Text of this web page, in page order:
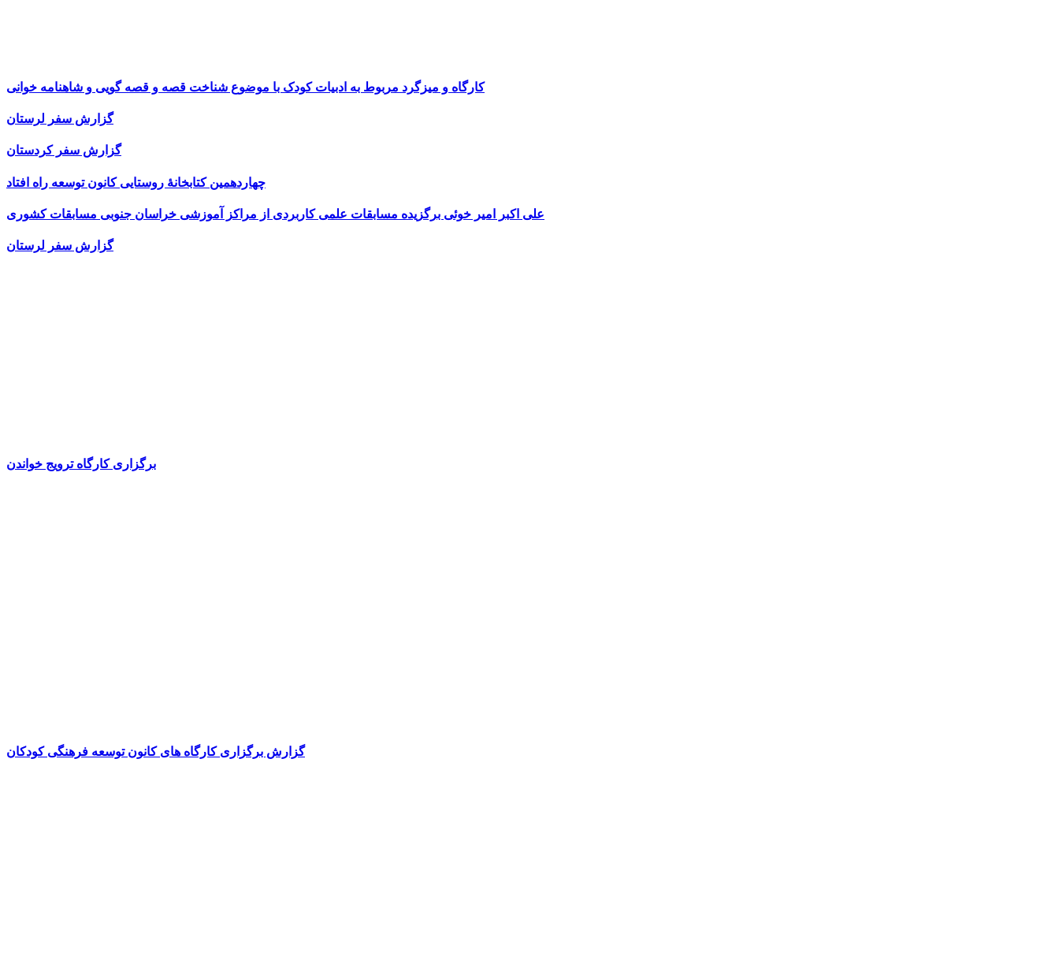
کارگاه و میزگرد مربوط به ادبیات کودک با موضوع شناخت قصه و قصه گویی و شاهنامه خوانی
گزارش سفر لرستان
گزارش سفر کردستان
چهاردهمین کتابخانۀ روستایی کانون توسعه راه افتاد
علی اکبر امیر خوئی برگزیده مسابقات علمی کاربردی از مراکز آموزشی خراسان جنوبی مسابقات کشوری
گزارش سفر لرستان
برگزاری کارگاه ترویج خواندن
گزارش برگزاری کارگاه های کانون توسعه فرهنگی کودکان